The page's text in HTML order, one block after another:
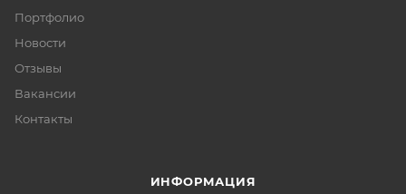
Портфолио
Новости
Отзывы
Вакансии
Контакты
ИНФОРМАЦИЯ